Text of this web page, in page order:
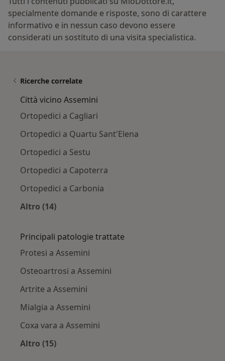
specialmente domande e risposte, sono di carattere
informativo e in nessun caso devono essere
considerati un sostituto di una visita specialistica.
Ricerche correlate
Città vicino Assemini
Ortopedici a Cagliari
Ortopedici a Quartu Sant'Elena
Ortopedici a Sestu
Ortopedici a Capoterra
Ortopedici a Carbonia
Altro (14)
Principali patologie trattate
Protesi a Assemini
Osteoartrosi a Assemini
Artrite a Assemini
Mialgia a Assemini
Coxa vara a Assemini
Altro (15)